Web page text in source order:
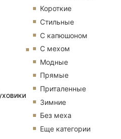
Короткие
Стильные
С капюшоном
С мехом
Модные
Прямые
Приталенные
Зимние
Без меха
Еще категории